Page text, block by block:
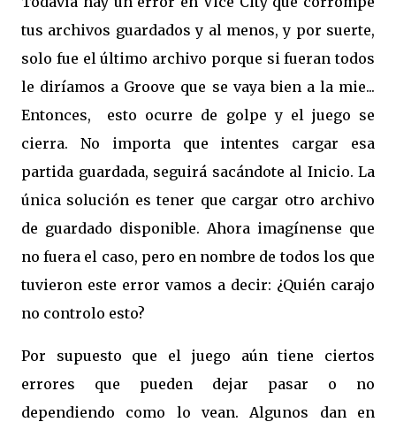
tus archivos guardados y al menos, y por suerte,
solo fue el último archivo porque si fueran todos
le diríamos a Groove que se vaya bien a la mie...
Entonces,
esto ocurre de golpe y el juego se
cierra. No importa que intentes cargar esa
partida guardada, seguirá sacándote al Inicio. La
única solución es tener que cargar otro archivo
de guardado disponible. Ahora imagínense que
no fuera el caso, pero en nombre de todos los que
tuvieron este error vamos a decir: ¿Quién carajo
no controlo esto?
Por supuesto que el juego aún tiene ciertos
errores que pueden dejar pasar o no
dependiendo como lo vean. Algunos dan en